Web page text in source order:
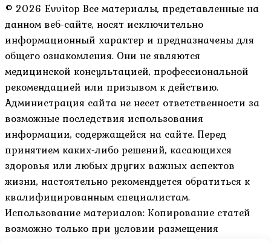
© 2026 Evvitop Все материалы, представленные на
данном веб-сайте, носят исключительно
информационный характер и предназначены для
общего ознакомления. Они не являются
медицинской консультацией, профессиональной
рекомендацией или призывом к действию.
Администрация сайта не несет ответственности за
возможные последствия использования
информации, содержащейся на сайте. Перед
принятием каких-либо решений, касающихся
здоровья или любых других важных аспектов
жизни, настоятельно рекомендуется обратиться к
квалифицированным специалистам.
Использование материалов: Копирование статей
возможно только при условии размещения